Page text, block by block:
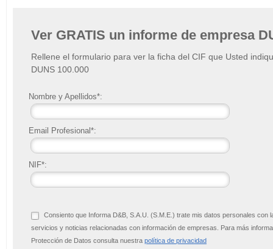
Ver GRATIS un informe de empresa
Rellene el formulario para ver la ficha del CIF que Usted
DUNS 100.000
Nombre y Apellidos*:
Email Profesional*:
NIF*:
Consiento que Informa D&B, S.A.U. (S.M.E.) trate mis datos personales
servicios y noticias relacionadas con información de empresas. Para más
Protección de Datos consulta nuestra política de privacidad